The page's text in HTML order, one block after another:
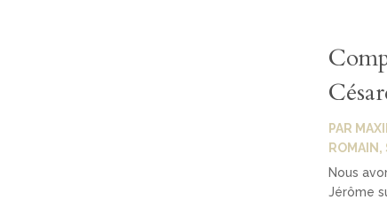
PAR
ROMAIN ,
Nous
Jérôme